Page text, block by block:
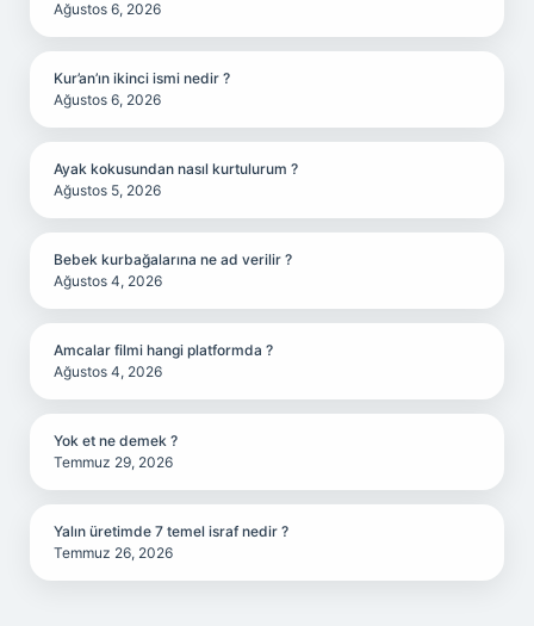
Ağustos 6, 2026
Kur’an’ın ikinci ismi nedir ?
Ağustos 6, 2026
Ayak kokusundan nasıl kurtulurum ?
Ağustos 5, 2026
Bebek kurbağalarına ne ad verilir ?
Ağustos 4, 2026
Amcalar filmi hangi platformda ?
Ağustos 4, 2026
Yok et ne demek ?
Temmuz 29, 2026
Yalın üretimde 7 temel israf nedir ?
Temmuz 26, 2026